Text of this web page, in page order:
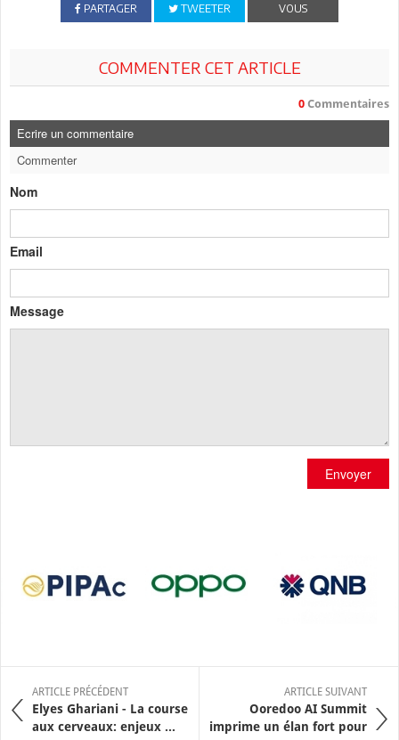
PARTAGER TWEETER
VOUS
COMMENTER CET ARTICLE
0 Commentaires
Ecrire un commentaire
Commenter
Nom
Email
Message
Envoyer
ARTICLE PRÉCÉDENT
Elyes Ghariani - La course
aux cerveaux: enjeux ...
ARTICLE SUIVANT
Ooredoo AI Summit
imprime un élan fort pour